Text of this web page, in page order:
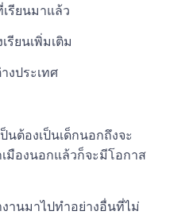
รียนมาแล้ว
รียนเพิ่มเติม
งประเทศ
นต้องเป็นเด็กนอกถึงจะ
มืองนอกแล้วก็จะมีโอกาส
านมาไปทำอย่างอื่นที่ไม่